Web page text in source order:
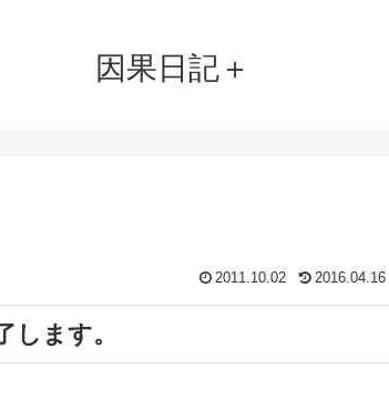
因果日記＋
2011.10.02 2016.04.16
ます。